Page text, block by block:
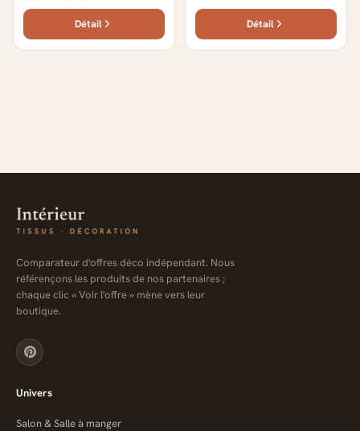
Détail Détail
Comparateur d'offres déco indépendant. Nous
référençons les produits de nos partenaires ;
chaque clic « Voir l'offre » mène vers leur
boutique.
Univers
Salon & Salle à manger